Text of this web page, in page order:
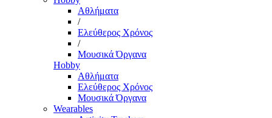
Αθλήματα
/
Ελεύθερος Χρόνος
/
Μουσικά Όργανα
Hobby
Αθλήματα
Ελεύθερος Χρόνος
Μουσικά Όργανα
Wearables